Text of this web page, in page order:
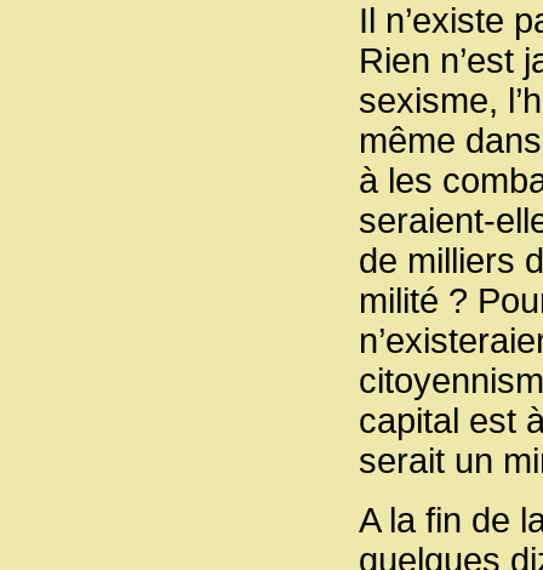
Il n’existe
Rien n’est
sexisme,
même
à les
seraient-
de milliers
milité ?
capital est
serait un
A la fin de
quelques